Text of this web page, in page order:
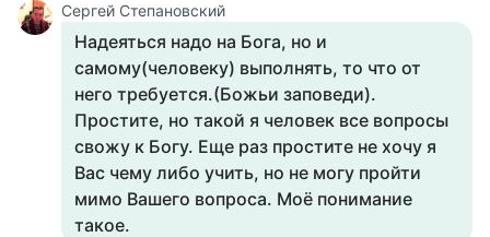
Сергей Степановский
Надеяться надо на Бога, но и
самому(человеку) выполнять, то что от
него требуется.(Божьи заповеди).
Простите, но такой я человек все вопросы
свожу к Богу. Еще раз простите не хочу я
Вас чему либо учить, но не могу пройти
мимо Вашего вопроса. Моё понимание
такое.